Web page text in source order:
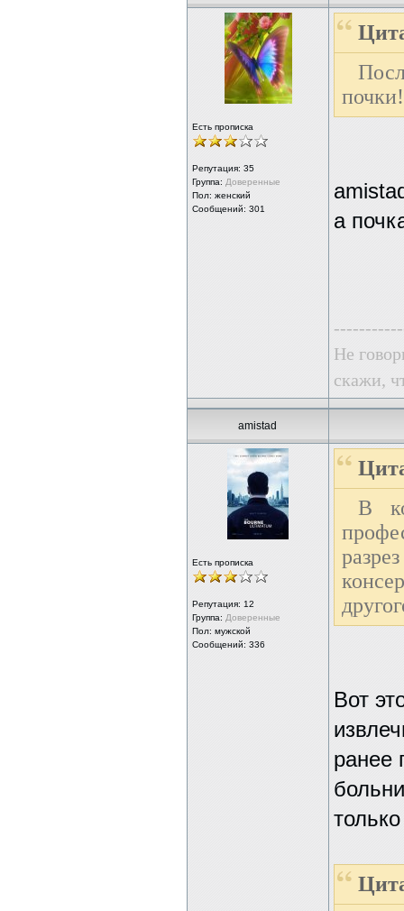
Есть прописка
Репутация: 35
Группа: Доверенные
Пол: женский
Сообщений: 301
а
Не
скажи,
amistad
Есть прописка
Репутация: 12
Группа: Доверенные
Пол: мужской
Сообщений: 336
В
Вот
ранее